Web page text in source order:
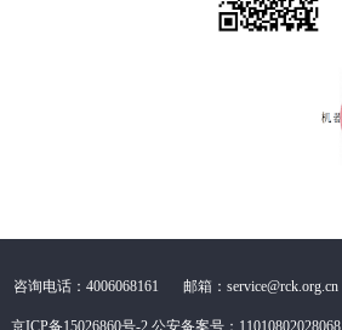
咨询电话：4006068161 邮箱：service@rck.org.cn
京ICP备15026860号-2公安备案号：11010802028068